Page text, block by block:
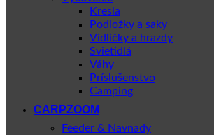
Kresla
Podložky a saky
Vidličky a hrazdy
Svietidlá
Váhy
Príslušenstvo
Camping
CARPZOOM
Feeder & Navnady